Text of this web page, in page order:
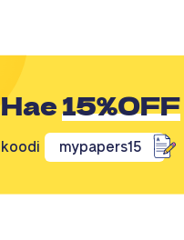
Hae15%OFF
koodi mypapers15